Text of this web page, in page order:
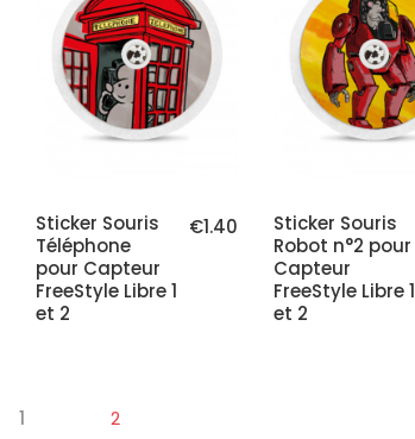
€1.40
Sticker Souris
Téléphone
pour Capteur
FreeStyle Libre 1
et 2
Sticker Souris
Robot n°2 pour
Capteur
FreeStyle Libre 1
et 2
1 2